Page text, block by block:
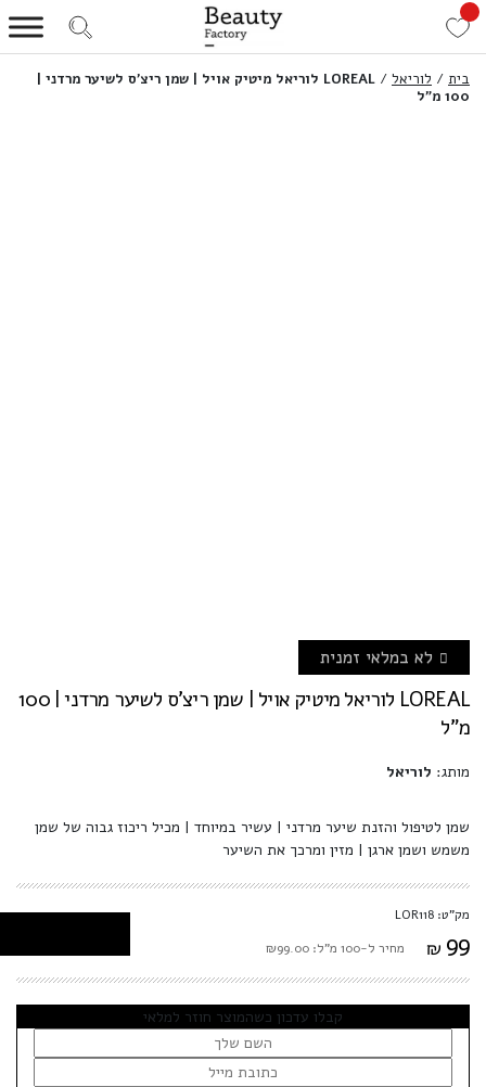
בית / לוריאל /
LOREAL לוריאל מיטיק אויל | שמן ריצ’ס לשיער מרדני |
100 מ”ל
לא במלאי זמנית
LOREAL לוריאל מיטיק אויל | שמן ריצ'ס לשיער מרדני | 100
מ"ל
מותג: לוריאל
שמן לטיפול והזנת שיער מרדני | עשיר במיוחד | מכיל ריכוז גבוה של שמן
משמש ושמן ארגן | מזין ומרכך את השיער
מק"ט: LOR118
₪ 99 מחיר ל-100 מ"ל: ₪99.00
קבלו עדכון כשהמוצר חוזר למלאי